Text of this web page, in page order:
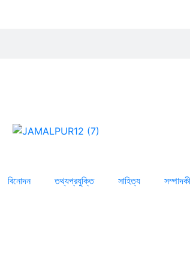
বিনোদন তথ্যপ্রযুক্তি সাহিত্য